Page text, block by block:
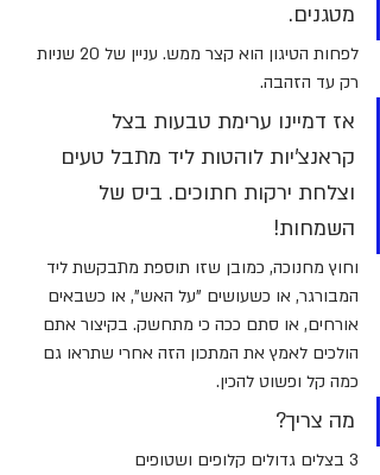
מטגנים.
לפחות הטיגון הוא קצר ממש. עניין של 20 שניות
רק עד הזהבה.
אז דמיינו ערימת טבעות בצל
קראנצ'יות לוהטות ליד מתבל טעים
וצלחת ירקות חתוכים. ביס של
השמחות!
וחוץ מחנוכה, כמובן שזו תוספת מתבקשת ליד
המבורגר, או כשעושים "על האש", או כשבאים
אורחים, או סתם ככה כי מתחשק. בקיצור אתם
הולכים לאמץ את המתכון הזה אחרי שתראו גם
כמה קל ופשוט להכין.
מה צריך?
3 בצלים גדולים קלופים ושטופים